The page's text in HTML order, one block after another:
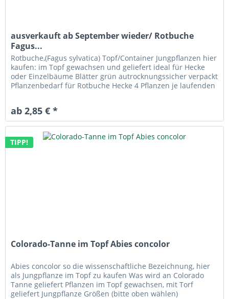
ausverkauft ab September wieder/ Rotbuche
Fagus...
Rotbuche,(Fagus sylvatica) Topf/Container Jungpflanzen hier
kaufen: im Topf gewachsen und geliefert ideal für Hecke
oder Einzelbäume Blätter grün autrocknungssicher verpackt
Pflanzenbedarf für Rotbuche Hecke 4 Pflanzen je laufenden
ab 2,85 € *
TIPP!
Colorado-Tanne im Topf Abies concolor
Abies concolor so die wissenschaftliche Bezeichnung, hier
als Jungpflanze im Topf zu kaufen Was wird an Colorado
Tanne geliefert Pflanzen im Topf gewachsen, mit Torf
geliefert Jungpflanze Größen (bitte oben wählen)